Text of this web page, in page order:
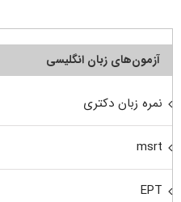
آزمون‌های زبان انگلیسی
نمره زبان دکتری
msrt
EPT